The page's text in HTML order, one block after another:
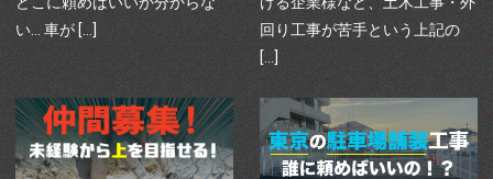
い… 車が […]
回り工事が苦手という上記の
[…]